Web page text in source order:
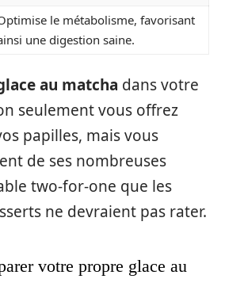
le métabolisme, favorisant
une digestion saine.
au matcha dans votre
seulement vous offrez
papilles, mais vous
de ses nombreuses
two-for-one que les
ne devraient pas rater.
votre propre glace au